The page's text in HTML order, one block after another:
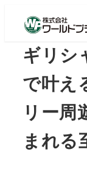
ギリシ
で叶え
リー周
まれる